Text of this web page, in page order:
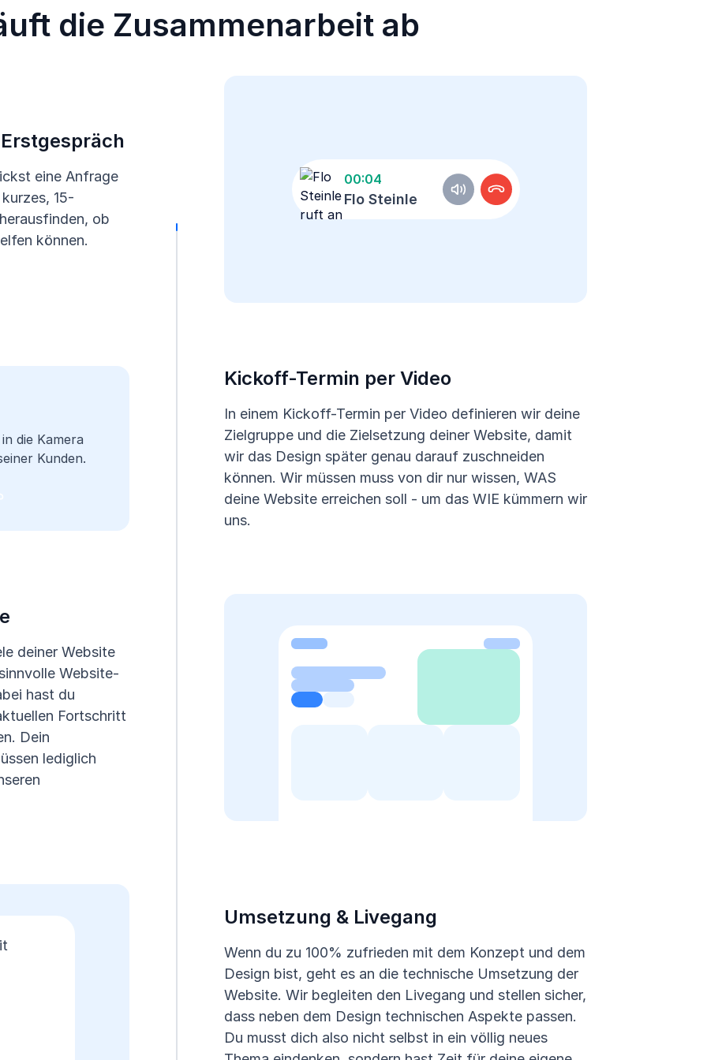
die Zusammenarbeit ab
eine Anfrage
15-
ob
können.
00:05
Flo Steinle
Kickoff-Termin per Video
In einem Kickoff-Termin per Video definieren wir deine
Zielgruppe und die Zielsetzung deiner Website, damit
wir das Design später genau darauf zuschneiden
können. Wir müssen muss von dir nur wissen, WAS
deine Website erreichen soll - um das WIE kümmern wir
uns.
deiner Website
Website-
hast du
Fortschritt
Dein
lediglich
Umsetzung & Livegang
Wenn du zu 100% zufrieden mit dem Konzept und dem
Design bist, geht es an die technische Umsetzung der
Website. Wir begleiten den Livegang und stellen sicher,
dass neben dem Design technischen Aspekte passen.
Du musst dich also nicht selbst in ein völlig neues